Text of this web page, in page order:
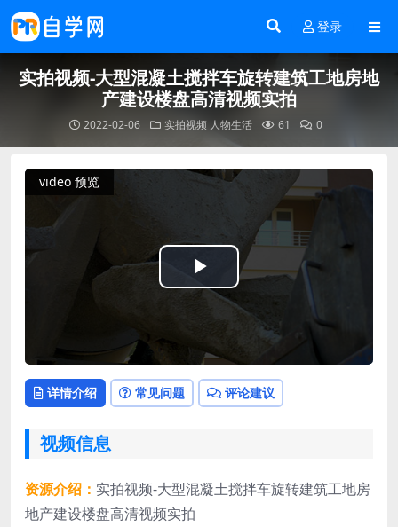
登录
实拍视频-大型混凝土搅拌车旋转建筑工地房地
产建设楼盘高清视频实拍
2022-02-06 实拍视频 人物生活 61 0
video 预览
Play
Video
详情介绍 常见问题 评论建议
视频信息
资源介绍： 实拍视频-大型混凝土搅拌车旋转建筑工地房
地产建设楼盘高清视频实拍